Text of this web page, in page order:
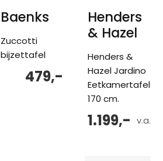
Baenks
Zuccotti
bijzettafel
479,-
Henders
& Hazel
Henders &
Hazel Jardino
Eetkamertafel
170 cm.
v.a.
1.199,-